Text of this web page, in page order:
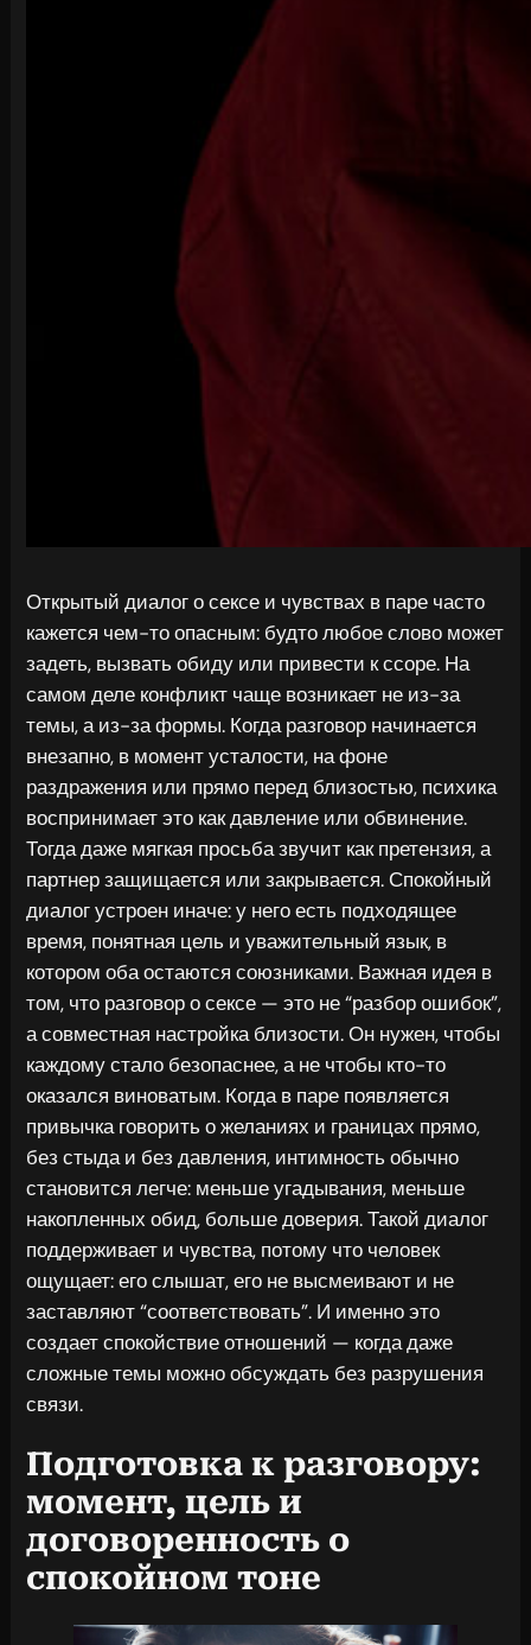
Открытый диалог о сексе и чувствах в паре часто
кажется чем-то опасным: будто любое слово может
задеть, вызвать обиду или привести к ссоре. На
самом деле конфликт чаще возникает не из-за
темы, а из-за формы. Когда разговор начинается
внезапно, в момент усталости, на фоне
раздражения или прямо перед близостью, психика
воспринимает это как давление или обвинение.
Тогда даже мягкая просьба звучит как претензия, а
партнер защищается или закрывается. Спокойный
диалог устроен иначе: у него есть подходящее
время, понятная цель и уважительный язык, в
котором оба остаются союзниками. Важная идея в
том, что разговор о сексе — это не “разбор ошибок”,
а совместная настройка близости. Он нужен, чтобы
каждому стало безопаснее, а не чтобы кто-то
оказался виноватым. Когда в паре появляется
привычка говорить о желаниях и границах прямо,
без стыда и без давления, интимность обычно
становится легче: меньше угадывания, меньше
накопленных обид, больше доверия. Такой диалог
поддерживает и чувства, потому что человек
ощущает: его слышат, его не высмеивают и не
заставляют “соответствовать”. И именно это
создает спокойствие отношений — когда даже
сложные темы можно обсуждать без разрушения
связи.
Подготовка к разговору:
момент, цель и
договоренность о
спокойном тоне